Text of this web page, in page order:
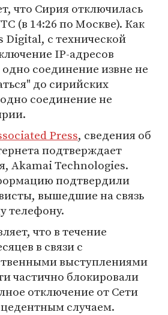
что Сирия отключилась
(в 14:26 по Москве). Как
с технической
IP-адресов
одно соединение извне не
до сирийских
соединение не
Press, сведения об
подтверждает
Akamai Technologies.
подтвердили
вышедшие на связь
телефону.
что в течение
в связи с
выступлениями
частично блокировали
отключение от Сети
случаем.